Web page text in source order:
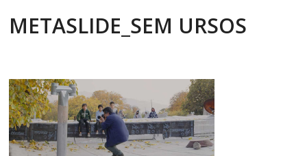
METASLIDE_SEM URSOS